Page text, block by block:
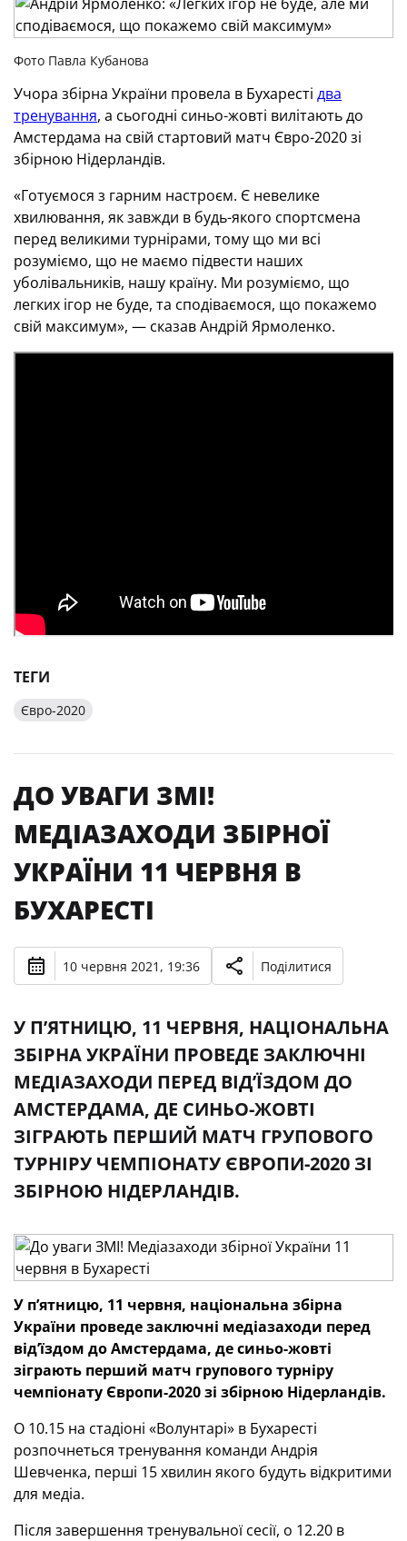
Фото Павла Кубанова
Учора збірна України провела в Бухаресті два
тренування, а сьогодні синьо-жовті вилітають до
Амстердама на свій стартовий матч Євро-2020 зі
збірною Нідерландів.
«Готуємося з гарним настроєм. Є невелике
хвилювання, як завжди в будь-якого спортсмена
перед великими турнірами, тому що ми всі
розуміємо, що не маємо підвести наших
уболівальників, нашу країну. Ми розуміємо, що
легких ігор не буде, та сподіваємося, що покажемо
свій максимум», — сказав Андрій Ярмоленко.
ТЕГИ
Євро-2020
ДО УВАГИ ЗМІ!
МЕДІАЗАХОДИ ЗБІРНОЇ
УКРАЇНИ 11 ЧЕРВНЯ В
БУХАРЕСТІ
10 червня 2021, 19:36 Поділитися
У П’ЯТНИЦЮ, 11 ЧЕРВНЯ, НАЦІОНАЛЬНА
ЗБІРНА УКРАЇНИ ПРОВЕДЕ ЗАКЛЮЧНІ
МЕДІАЗАХОДИ ПЕРЕД ВІД’ЇЗДОМ ДО
АМСТЕРДАМА, ДЕ СИНЬО-ЖОВТІ
ЗІГРАЮТЬ ПЕРШИЙ МАТЧ ГРУПОВОГО
ТУРНІРУ ЧЕМПІОНАТУ ЄВРОПИ-2020 ЗІ
ЗБІРНОЮ НІДЕРЛАНДІВ.
У п’ятницю, 11 червня, національна збірна
України проведе заключні медіазаходи перед
від’їздом до Амстердама, де синьо-жовті
зіграють перший матч групового турніру
чемпіонату Європи-2020 зі збірною Нідерландів.
О 10.15 на стадіоні «Волунтарі» в Бухаресті
розпочнеться тренування команди Андрія
Шевченка, перші 15 хвилин якого будуть відкритими
для медіа.
Після завершення тренувальної сесії, о 12.20 в